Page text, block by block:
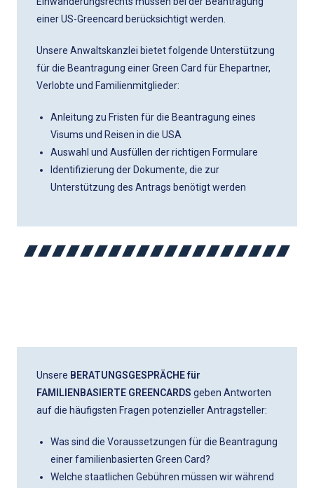
einer US-Greencard berücksichtigt werden.
Unsere Anwaltskanzlei bietet folgende Unterstützung
für die Beantragung einer Green Card für Ehepartner,
Verlobte und Familienmitglieder:
Anleitung zu Fristen für die Beantragung eines
Visums und Reisen in die USA
Auswahl und Ausfüllen der richtigen Formulare
Identifizierung der Dokumente, die zur
Unterstützung des Antrags benötigt werden
Unsere BERATUNGSGESPRÄCHE für
FAMILIENBASIERTE GREENCARDS geben Antworten
auf die häufigsten Fragen potenzieller Antragsteller:
Was sind die Voraussetzungen für die Beantragung
einer familienbasierten Green Card?
Welche staatlichen Gebühren müssen wir während